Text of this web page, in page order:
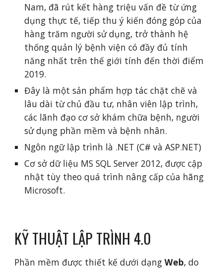
Nam, đã rút kết hàng triệu vấn đề từ ứng
dụng thực tế, tiếp thu ý kiến đóng góp của
hàng trăm người sử dụng, trở thành hệ
thống quản lý bệnh viện có đầy đủ tính
năng nhất trên thế giới tính đến thời điểm
2019.
Đây là một sản phẩm hợp tác chặt chẽ và
lâu dài từ chủ đầu tư, nhân viên lập trình,
các lãnh đạo cơ sở khám chữa bệnh, người
sử dụng phần mềm và bệnh nhân.
Ngôn ngữ lập trình là .NET (C# và ASP.NET)
Cơ sở dữ liệu MS SQL Server 2012, được cập
nhật tùy theo quá trình nâng cấp của hãng
Microsoft.
KỸ THUẬT LẬP TRÌNH 4.0
Phần mềm được thiết kế dưới dạng Web, do